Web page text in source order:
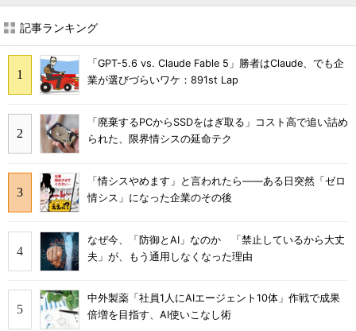
記事ランキング
「GPT-5.6 vs. Claude Fable 5」勝者はClaude、でも企
業が選びづらいワケ：891st Lap
「廃棄するPCからSSDをはぎ取る」コスト高で追い詰め
られた、限界情シスの延命テク
「情シスやめます」と言われたら――ある日突然「ゼロ
情シス」になった企業のその後
なぜ今、「防御とAI」なのか 「禁止しているから大丈
夫」が、もう通用しなくなった理由
中外製薬「社員1人にAIエージェント10体」作戦で成果
倍増を目指す、AI使いこなし術